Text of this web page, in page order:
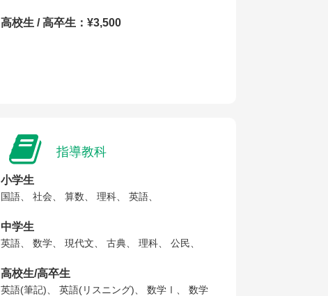
高校生 / 高卒生：¥3,500
指導教科
小学生
国語、 社会、 算数、 理科、 英語、
中学生
英語、 数学、 現代文、 古典、 理科、 公民、
高校生/高卒生
英語(筆記)、 英語(リスニング)、 数学Ⅰ、 数学